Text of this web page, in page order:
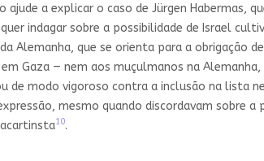
a explicar o caso de Jürgen Habermas,
indagar sobre a possibilidade de Israel
Alemanha, que se orienta para a obrigação
Gaza — nem aos muçulmanos na
modo vigoroso contra a inclusão na lista
mesmo quando discordavam sobre
10.